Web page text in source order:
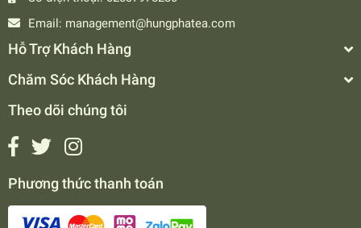
Email: management@hungphatea.com
Hỗ Trợ Khách Hàng
Chăm Sóc Khách Hàng
Theo dõi chúng tôi
Phương thức thanh toán